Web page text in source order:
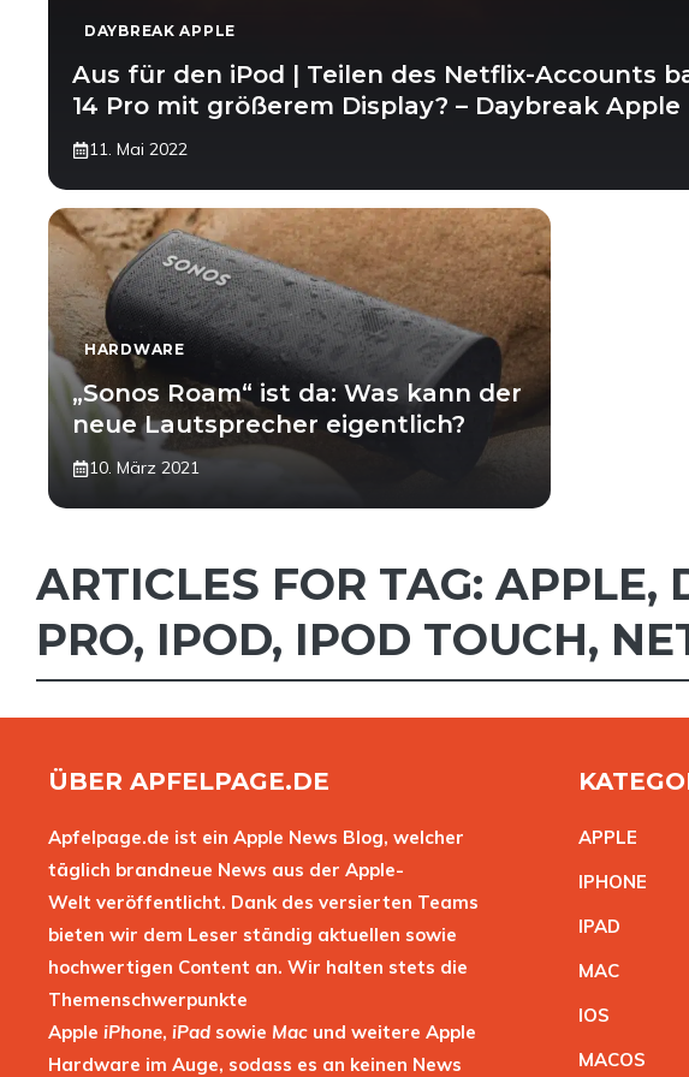
DAYBREAK APPLE
Aus für den iPod | Teilen des Netflix-Accounts
14 Pro mit größerem Display? – Daybreak Apple
11. Mai 2022
HARDWARE
„Sonos Roam“ ist da: Was kann der
neue Lautsprecher eigentlich?
10. März 2021
ARTICLES FOR TAG:APPLE,
PRO, IPOD, IPOD TOUCH,
ÜBER APFELPAGE.DE
Apfelpage.de ist ein Apple News Blog, welcher
täglich brandneue News aus der Apple-
Welt veröffentlicht. Dank des versierten Teams
bieten wir dem Leser ständig aktuellen sowie
hochwertigen Content an. Wir halten stets die
Themenschwerpunkte
Apple iPhone, iPad sowie Mac und weitere Apple
Hardware im Auge, sodass es an keinen News
APPLE
IPHONE
IPAD
MAC
IOS
MACOS